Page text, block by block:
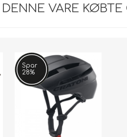
VARE KØBTE
Spar
28%